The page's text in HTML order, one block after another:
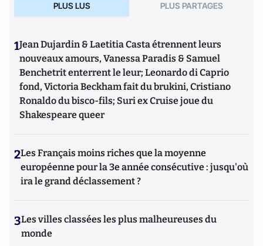
PLUS LUS PLUS PARTAGES
1Jean Dujardin & Laetitia Casta étrennent leurs
nouveaux amours, Vanessa Paradis & Samuel
Benchetrit enterrent le leur; Leonardo di Caprio
fond, Victoria Beckham fait du brukini, Cristiano
Ronaldo du bisco-fils; Suri ex Cruise joue du
Shakespeare queer
2Les Français moins riches que la moyenne
européenne pour la 3e année consécutive : jusqu'où
ira le grand déclassement ?
3Les villes classées les plus malheureuses du
monde